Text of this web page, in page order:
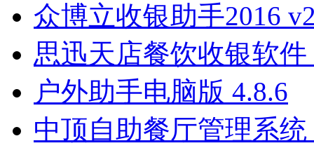
众博立收银助手2016
思迅天店餐饮收银软件
户外助手电脑版 4.8.6
中顶自助餐厅管理系